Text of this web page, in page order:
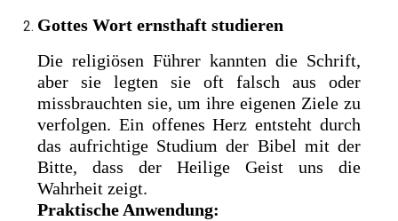
Gottes Wort ernsthaft studieren
Die religiösen Führer kannten die Schrift,
aber sie legten sie oft falsch aus oder
missbrauchten sie, um ihre eigenen Ziele zu
verfolgen. Ein offenes Herz entsteht durch
das aufrichtige Studium der Bibel mit der
Bitte, dass der Heilige Geist uns die
Wahrheit zeigt.
Praktische Anwendung: